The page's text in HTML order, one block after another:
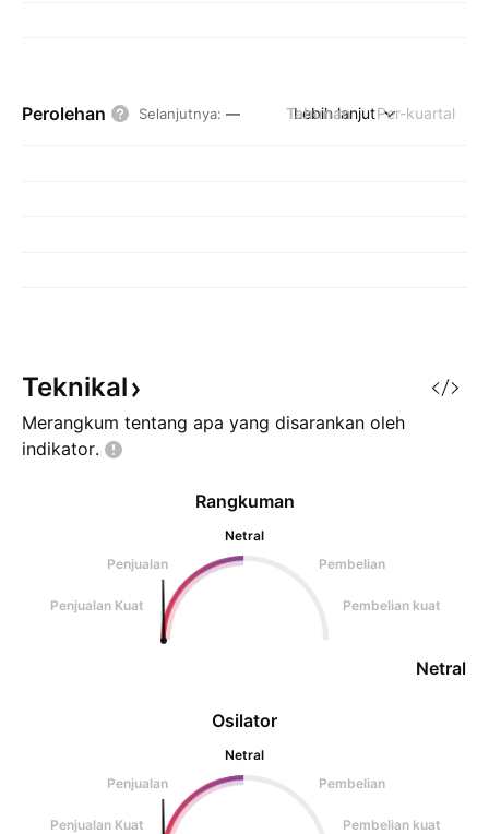
Perolehan Selanjutnya: — Tahunan Per-kuartal
Lebih lanjut
Teknikal
Merangkum tentang apa yang disarankan oleh
indikator.
Osilator
Netral
Penjualan
Pembelian
Penjualan Kuat Pembelian kuat
Rangkuman
Netral
Penjualan
Pembelian
Penjualan Kuat Pembelian kuat
Netral